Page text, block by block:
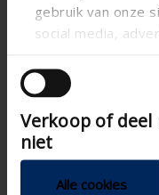
gebruik van onze
social media,
andere informatie
die ze hebben
van hun services.
Verkoop of deel
niet
Alle cookies
technical.ip_klasse
Profundidad total (mm)
K-factor (entry)
Coëficiente CE
Factor-K ( expulsion)